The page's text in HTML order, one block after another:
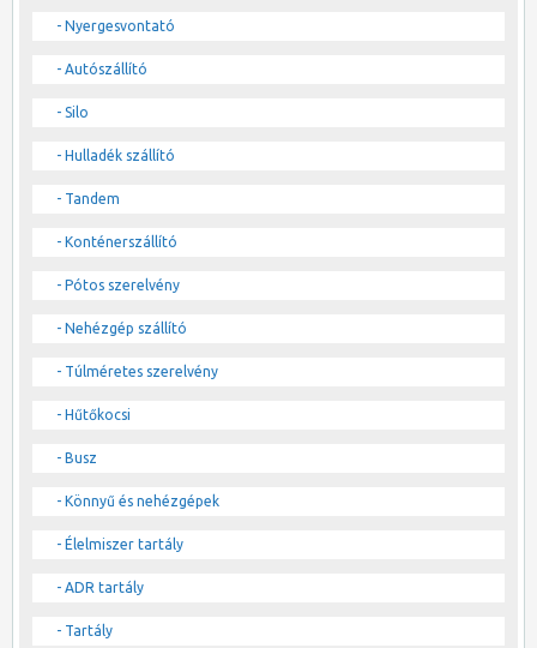
- Nyergesvontató
- Autószállító
- Silo
- Hulladék szállító
- Tandem
- Konténerszállító
- Pótos szerelvény
- Nehézgép szállító
- Túlméretes szerelvény
- Hűtőkocsi
- Busz
- Könnyű és nehézgépek
- Élelmiszer tartály
- ADR tartály
- Tartály